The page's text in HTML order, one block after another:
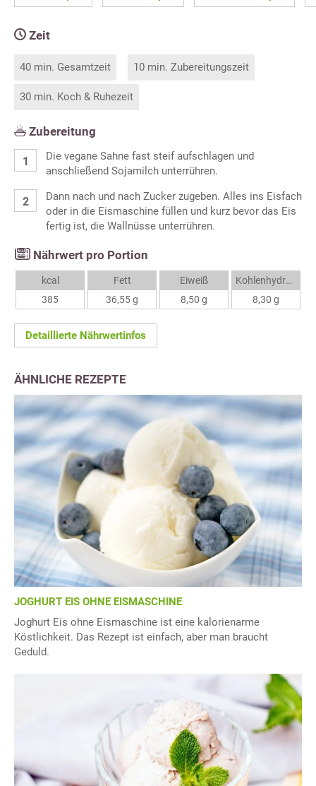
Zeit
40 min. Gesamtzeit 10 min. Zubereitungszeit
30 min. Koch & Ruhezeit
Zubereitung
Die vegane Sahne fast steif aufschlagen und
anschließend Sojamilch unterrühren.
Dann nach und nach Zucker zugeben. Alles ins Eisfach
oder in die Eismaschine füllen und kurz bevor das Eis
fertig ist, die Wallnüsse unterrühren.
Nährwert pro Portion
kcal
385
Fett
36,55 g
Eiweiß
8,50 g
Kohlenhydrate
8,30 g
Detaillierte Nährwertinfos
ÄHNLICHE REZEPTE
JOGHURT EIS OHNE EISMASCHINE
Joghurt Eis ohne Eismaschine ist eine kalorienarme
Köstlichkeit. Das Rezept ist einfach, aber man braucht
Geduld.